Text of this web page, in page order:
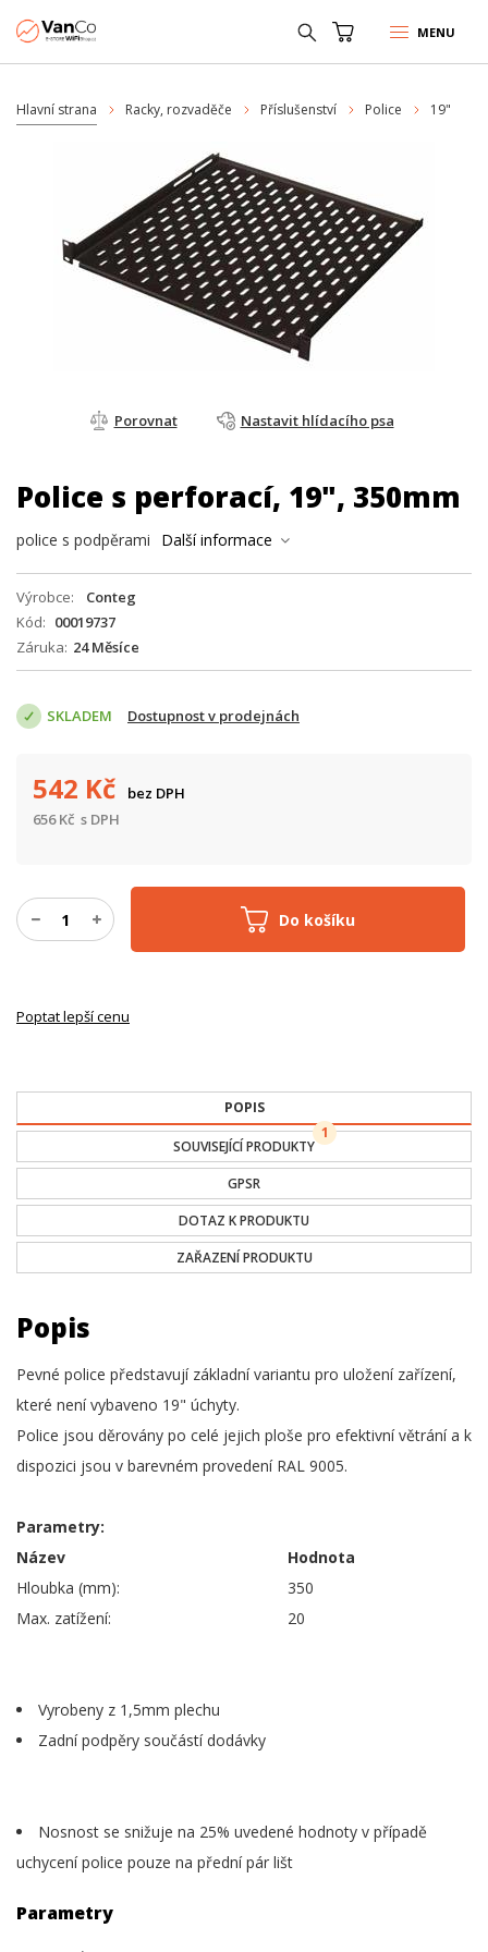
MENU
Hlavní strana Racky, rozvaděče Příslušenství Police 19"
Porovnat Nastavit hlídacího psa
Police s perforací, 19", 350mm
police s podpěrami Další informace
Výrobce
Conteg
Kód
00019737
Záruka 24 Měsíce
SKLADEM Dostupnost v prodejnách
Do košíku
542 Kč
bez DPH
656Kč s DPH
Poptat lepší cenu
POPIS
SOUVISEJÍCÍ PRODUKTY
1
GPSR
DOTAZ K PRODUKTU
ZAŘAZENÍ PRODUKTU
Popis
Pevné police představují základní variantu pro uložení zařízení,
které není vybaveno 19" úchyty.
Police jsou děrovány po celé jejich ploše pro efektivní větrání a k
dispozici jsou v barevném provedení RAL 9005.
Parametry:
Název
Hodnota
Hloubka (mm):
350
Max. zatížení:
20
Vyrobeny z 1,5mm plechu
Zadní podpěry součástí dodávky
Nosnost se snižuje na 25% uvedené hodnoty v případě
uchycení police pouze na přední pár lišt
Parametry